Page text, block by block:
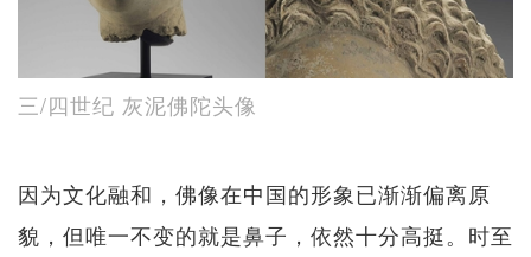
三/四世纪 灰泥佛陀头像
因为文化融和，佛像在中国的形象已渐渐偏离原
貌，但唯一不变的就是鼻子，依然十分高挺。时至